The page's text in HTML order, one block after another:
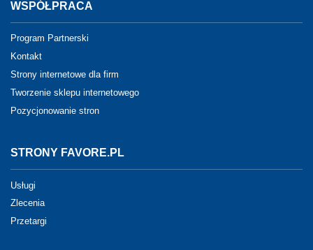
WSPÓŁPRACA
Program Partnerski
Kontakt
Strony internetowe dla firm
Tworzenie sklepu internetowego
Pozycjonowanie stron
STRONY FAVORE.PL
Usługi
Zlecenia
Przetargi